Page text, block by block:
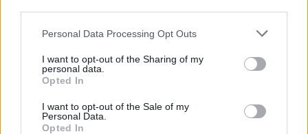
Please note that this website/app uses one or more Google
not limited to your visit or usage behaviour. You may click to
grant or deny consent to Google and its third-party tags to
use your data for below specified purposes in below Google
consent section.
Personal Data Processing Opt Outs
I want to opt-out of the Sharing of my
personal data.
Opted In
I want to opt-out of the Sale of my
Personal Data.
Opted In
Bitcoin: meio de troca, unidade de conta e reserva de valor
Rafael Oliveira · 6 ago 2026